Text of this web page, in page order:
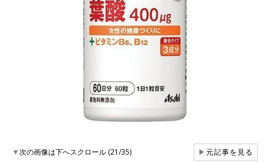
▼次の画像は下へスクロール (21/35) ▶元記事を見る